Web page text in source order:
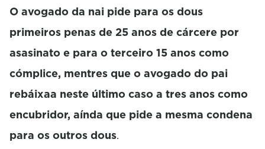
O avogado da nai pide para os dous
primeiros penas de 25 anos de cárcere por
asasinato e para o terceiro 15 anos como
cómplice, mentres que o avogado do pai
rebáixaa neste último caso a tres anos como
encubridor, aínda que pide a mesma condena
para os outros dous.